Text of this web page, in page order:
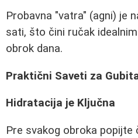
Probavna "vatra" (agni) je
sati, što čini ručak
obrok dana.
Praktični Saveti za
Hidratacija je Ključna
Pre svakog obroka popijte